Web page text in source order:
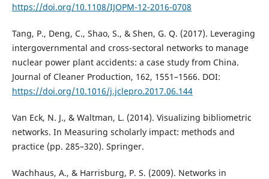
https://doi.org/10.1108/IJOPM-12-2016-0708
Tang, P., Deng, C., Shao, S., & Shen, G. Q. (2017). Leveraging
intergovernmental and cross-sectoral networks to manage
nuclear power plant accidents: a case study from China.
Journal of Cleaner Production, 162, 1551–1566. DOI:
https://doi.org/10.1016/j.jclepro.2017.06.144
Van Eck, N. J., & Waltman, L. (2014). Visualizing bibliometric
networks. In Measuring scholarly impact: methods and
practice (pp. 285–320). Springer.
Wachhaus, A., & Harrisburg, P. S. (2009). Networks in